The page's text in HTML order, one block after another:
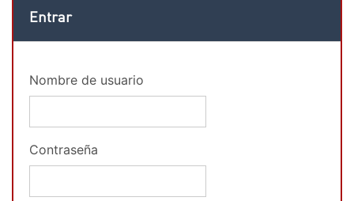
Entrar
Nombre de usuario
Contraseña